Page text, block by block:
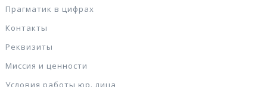
Прагматик в цифрах
Контакты
Реквизиты
Миссия и ценности
Условия работы юр. лица